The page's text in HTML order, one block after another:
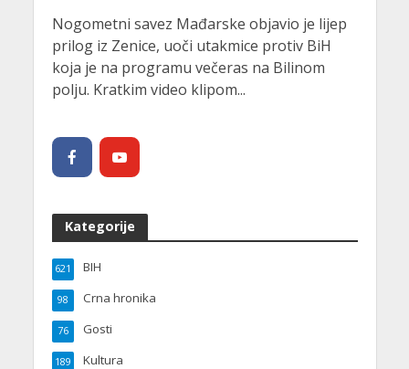
Nogometni savez Mađarske objavio je lijep
prilog iz Zenice, uoči utakmice protiv BiH
koja je na programu večeras na Bilinom
polju. Kratkim video klipom...
Kategorije
BIH
621
Crna hronika
98
Gosti
76
Kultura
189